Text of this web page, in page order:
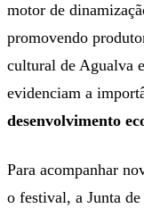
motor de
promovendo
cultural de Agualva
evidenciam a
desenvolvimento
Para acompanhar
o festival, a Junta